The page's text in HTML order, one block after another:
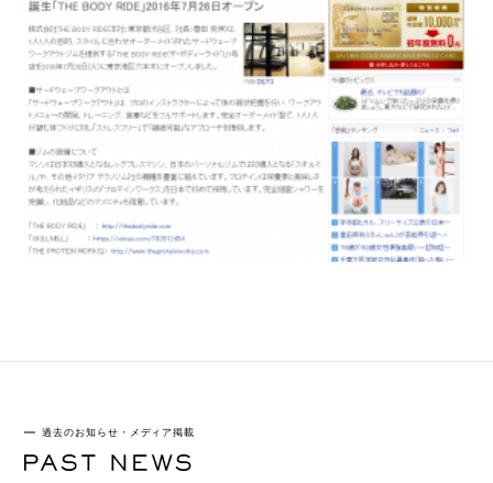
過去のお知らせ・メディア掲載